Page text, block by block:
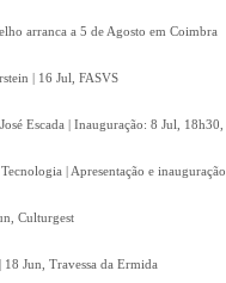
arranca a 5 de Agosto em Coimbra
| 16 Jul, FASVS
José Escada | Inauguração: 8 Jul,
| Apresentação e
Culturgest
Jun, Travessa da Ermida